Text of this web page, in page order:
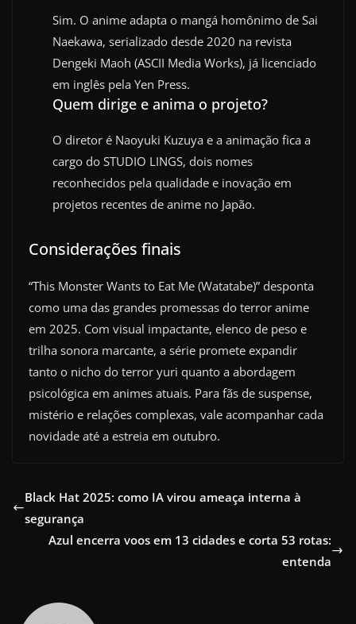
Sim. O anime adapta o mangá homônimo de Sai
Naekawa, serializado desde 2020 na revista
Dengeki Maoh (ASCII Media Works), já licenciado
em inglês pela Yen Press.
Quem dirige e anima o projeto?
O diretor é Naoyuki Kuzuya e a animação fica a
cargo do STUDIO LINGS, dois nomes
reconhecidos pela qualidade e inovação em
projetos recentes de anime no Japão.
Considerações finais
“This Monster Wants to Eat Me (Watatabe)” desponta
como uma das grandes promessas do terror anime
em 2025. Com visual impactante, elenco de peso e
trilha sonora marcante, a série promete expandir
tanto o nicho do terror yuri quanto a abordagem
psicológica em animes atuais. Para fãs de suspense,
mistério e relações complexas, vale acompanhar cada
novidade até a estreia em outubro.
Black Hat 2025: como IA virou ameaça interna à
segurança
Azul encerra voos em 13 cidades e corta 53 rotas:
entenda